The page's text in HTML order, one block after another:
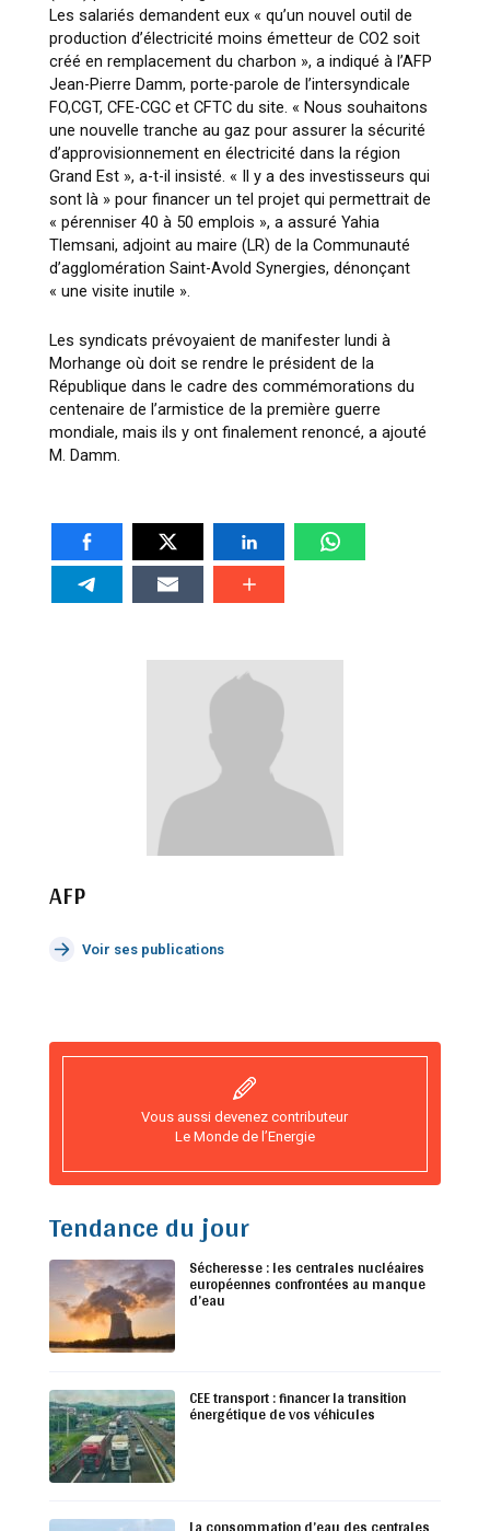
Les salariés demandent eux « qu’un nouvel outil de
production d’électricité moins émetteur de CO2 soit
créé en remplacement du charbon », a indiqué à l’AFP
Jean-Pierre Damm, porte-parole de l’intersyndicale
FO,CGT, CFE-CGC et CFTC du site. « Nous souhaitons
une nouvelle tranche au gaz pour assurer la sécurité
d’approvisionnement en électricité dans la région
Grand Est », a-t-il insisté. « Il y a des investisseurs qui
sont là » pour financer un tel projet qui permettrait de
« pérenniser 40 à 50 emplois », a assuré Yahia
Tlemsani, adjoint au maire (LR) de la Communauté
d’agglomération Saint-Avold Synergies, dénonçant
« une visite inutile ».
Les syndicats prévoyaient de manifester lundi à
Morhange où doit se rendre le président de la
République dans le cadre des commémorations du
centenaire de l’armistice de la première guerre
mondiale, mais ils y ont finalement renoncé, a ajouté
M. Damm.
AFP
Voir ses publications
Vous aussi devenez contributeur
Le Monde de l’Energie
Tendance du jour
Sécheresse : les centrales nucléaires
européennes confrontées au manque
d’eau
CEE transport : financer la transition
énergétique de vos véhicules